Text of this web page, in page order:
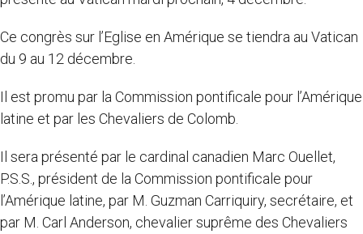
Ce congrès sur l’Eglise en Amérique se tiendra au Vatican
du 9 au 12 décembre.
Il est promu par la Commission pontificale pour l’Amérique
latine et par les Chevaliers de Colomb.
Il sera présenté par le cardinal canadien Marc Ouellet,
P.S.S., président de la Commission pontificale pour
l’Amérique latine, par M. Guzman Carriquiry, secrétaire, et
par M. Carl Anderson, chevalier suprême des Chevaliers